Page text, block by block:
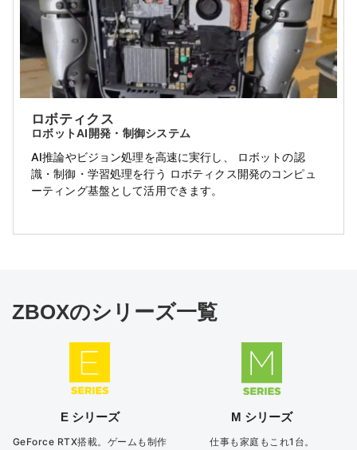
ロボティクス
ロボットAI開発・制御システム
AI推論やビジョン処理を高速に実行し、 ロボットの認
識・制御・学習処理を行う ロボティクス開発のコンピュ
ーティング基盤として活用できます。
ZBOXのシリーズ一覧
E シリーズ
GeForce RTX搭載。ゲームも制作
M シリーズ
仕事も家庭もこれ1台。